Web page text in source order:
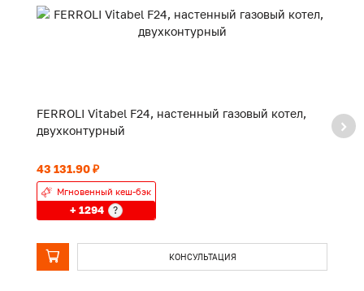
FERROLI Vitabel F24, настенный газовый котел,
двухконтурный
43 131.90 ₽
Мгновенный кеш-бэк
+ 1294 ?
КОНСУЛЬТАЦИЯ